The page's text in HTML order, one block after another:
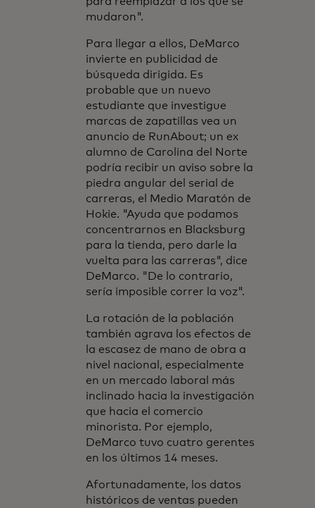
mudaron".
Para llegar a ellos, DeMarco
invierte en publicidad de
búsqueda dirigida. Es
probable que un nuevo
estudiante que investigue
marcas de zapatillas vea un
anuncio de RunAbout; un ex
alumno de Carolina del Norte
podría recibir un aviso sobre la
piedra angular del serial de
carreras, el Medio Maratón de
Hokie. "Ayuda que podamos
concentrarnos en Blacksburg
para la tienda, pero darle la
vuelta para las carreras", dice
DeMarco. "De lo contrario,
sería imposible correr la voz".
La rotación de la población
también agrava los efectos de
la escasez de mano de obra a
nivel nacional, especialmente
en un mercado laboral más
inclinado hacia la investigación
que hacia el comercio
minorista. Por ejemplo,
DeMarco tuvo cuatro gerentes
en los últimos 14 meses.
Afortunadamente, los datos
históricos de ventas pueden